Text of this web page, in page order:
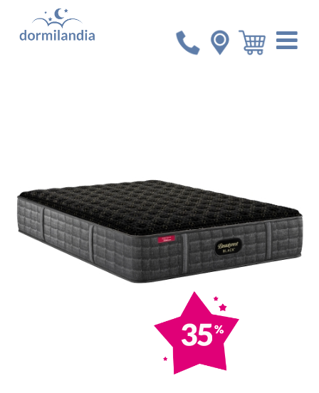
Inicio Colchones
Colchón Queen Simmons Black